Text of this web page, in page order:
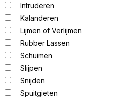
Intruderen
Kalanderen
Lijmen of Verlijmen
Rubber Lassen
Schuimen
Slijpen
Snijden
Spuitgieten